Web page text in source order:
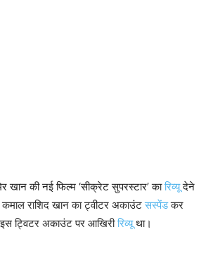
खान की नई फिल्म ‘सीक्रेट सुपरस्टार’ कारिव्यूदेने
राशिद खान का ट्वीटर अकाउंटसस्पेंडकर
इस ट्विटर अकाउंट पर आखिरीरिव्यूथा।